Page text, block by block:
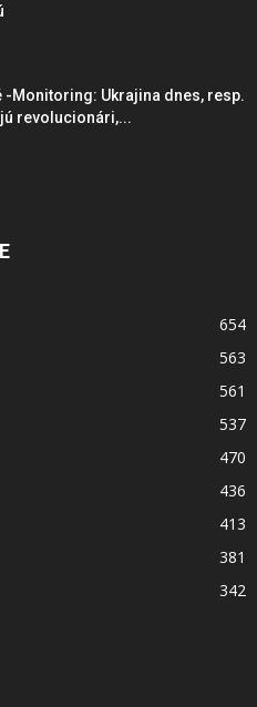
-Monitoring: Ukrajina dnes, resp.
revolucionári,...
654
563
561
537
470
436
413
381
342